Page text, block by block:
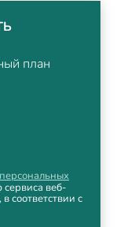
план
веб-
соответствии с